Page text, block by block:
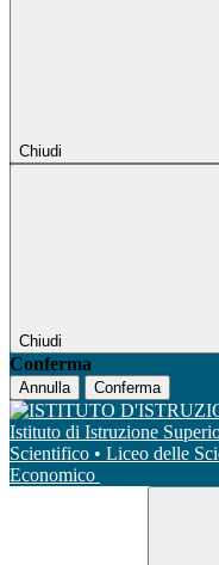
Chiudi
Chiudi
Conferma
Annulla Conferma
Istituto di Istruzione
Scientifico • Liceo delle
Economico